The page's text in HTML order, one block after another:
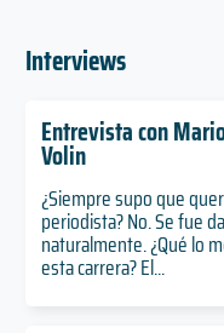
Interviews
Entrevista con
Volin
¿Siempre supo que
periodista? No. Se fue
naturalmente. ¿Qué lo
esta carrera? El...